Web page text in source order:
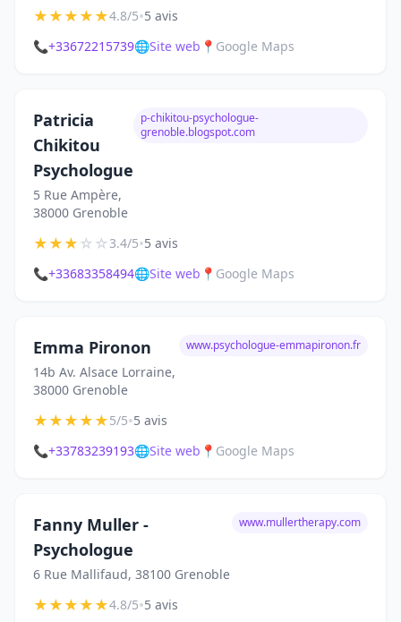
★★★★★4.8/5•5 avis
📞+33672215739🌐Site web 📍 Google Maps
Patricia
Chikitou
Psychologue
5 Rue Ampère,
38000 Grenoble
p-chikitou-psychologue-
grenoble.blogspot.com
★★★☆☆3.4/5•5 avis
📞+33683358494🌐Site web 📍 Google Maps
Emma Pironon
14b Av. Alsace Lorraine,
38000 Grenoble
www.psychologue-emmapironon.fr
★★★★★5/5•5 avis
📞+33783239193🌐Site web 📍 Google Maps
Fanny Muller -
Psychologue
6 Rue Mallifaud, 38100 Grenoble
www.mullertherapy.com
★★★★★4.8/5•5 avis